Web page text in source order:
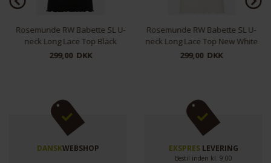
Rosemunde RW Babette SL U-
neck Long Lace Top Black
299,00 DKK
Rosemunde RW Babette SL U-
neck Long Lace Top New White
299,00 DKK
DANSKWEBSHOP EKSPRESLEVERING
Bestil inden kl. 9.00